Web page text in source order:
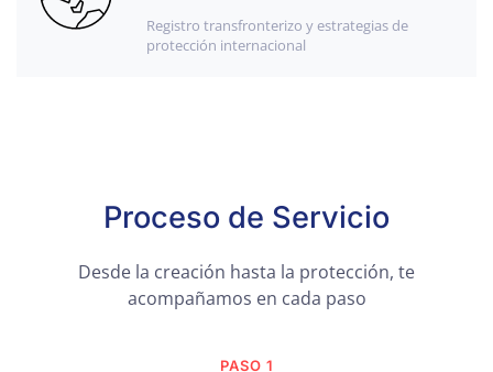
Registro transfronterizo y estrategias de
protección internacional
Proceso de Servicio
Desde la creación hasta la protección, te
acompañamos en cada paso
PASO 1